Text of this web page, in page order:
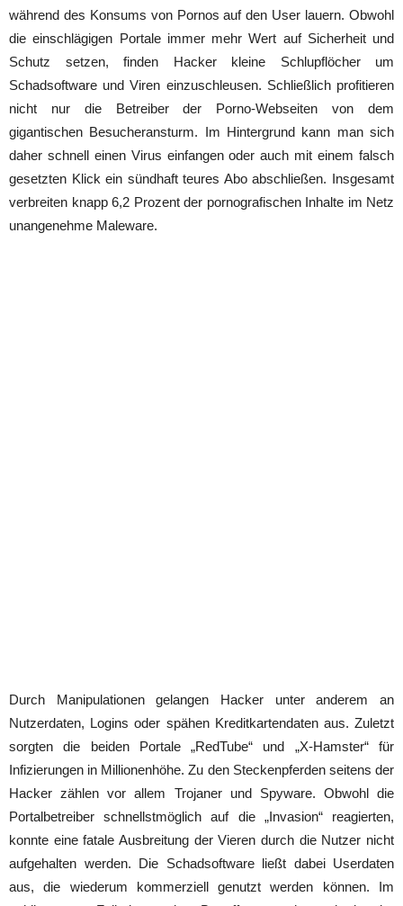
während des Konsums von Pornos auf den User lauern. Obwohl
die einschlägigen Portale immer mehr Wert auf Sicherheit und
Schutz setzen, finden Hacker kleine Schlupflöcher um
Schadsoftware und Viren einzuschleusen. Schließlich profitieren
nicht nur die Betreiber der Porno-Webseiten von dem
gigantischen Besucheransturm. Im Hintergrund kann man sich
daher schnell einen Virus einfangen oder auch mit einem falsch
gesetzten Klick ein sündhaft teures Abo abschließen. Insgesamt
verbreiten knapp 6,2 Prozent der pornografischen Inhalte im Netz
unangenehme Maleware.
Durch Manipulationen gelangen Hacker unter anderem an
Nutzerdaten, Logins oder spähen Kreditkartendaten aus. Zuletzt
sorgten die beiden Portale „RedTube“ und „X-Hamster“ für
Infizierungen in Millionenhöhe. Zu den Steckenpferden seitens der
Hacker zählen vor allem Trojaner und Spyware. Obwohl die
Portalbetreiber schnellstmöglich auf die „Invasion“ reagierten,
konnte eine fatale Ausbreitung der Vieren durch die Nutzer nicht
aufgehalten werden. Die Schadsoftware ließt dabei Userdaten
aus, die wiederum kommerziell genutzt werden können. Im